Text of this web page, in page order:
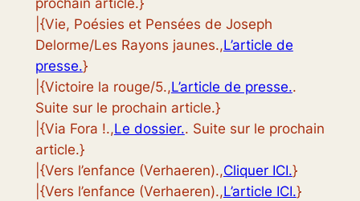
prochain article.}
|{Vie, Poésies et Pensées de Joseph
Delorme/Les Rayons jaunes.,L’article de
presse.}
|{Victoire la rouge/5.,L’article de presse..
Suite sur le prochain article.}
|{Via Fora !.,Le dossier.. Suite sur le prochain
article.}
|{Vers l’enfance (Verhaeren).,Cliquer ICI.}
|{Vers l’enfance (Verhaeren).,L’article ICI.}